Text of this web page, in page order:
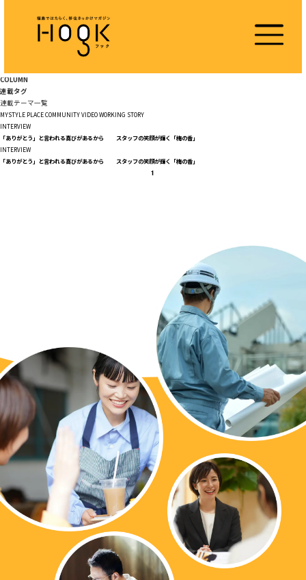
COLUMN
連載タグ
連載テーマ一覧
MYSTYLE PLACECOMMUNITYVIDEOWORKING STORY
INTERVIEW
「ありがとう」と言われる喜びがあるから スタッフの笑顔が輝く「梅の香」
INTERVIEW
「ありがとう」と言われる喜びがあるから スタッフの笑顔が輝く「梅の香」
1